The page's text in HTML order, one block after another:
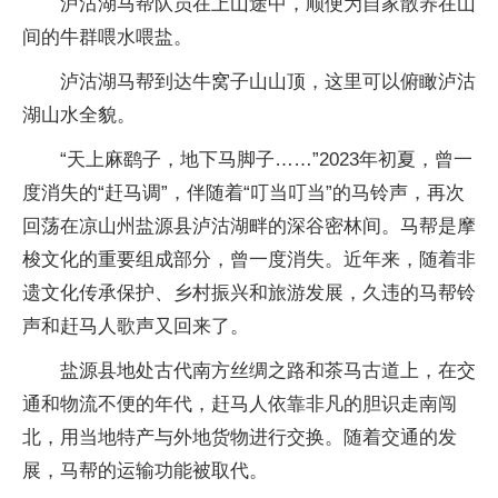
间的牛群喂水喂盐。
泸沽湖马帮到达牛窝子山山顶，这里可以俯瞰泸沽
湖山水全貌。
“天上麻鹞子，地下马脚子……”2023年初夏，曾一
度消失的“赶马调”，伴随着“叮当叮当”的马铃声，再次
回荡在凉山州盐源县泸沽湖畔的深谷密林间。马帮是摩
梭文化的重要组成部分，曾一度消失。近年来，随着非
遗文化传承保护、乡村振兴和旅游发展，久违的马帮铃
声和赶马人歌声又回来了。
盐源县地处古代南方丝绸之路和茶马古道上，在交
通和物流不便的年代，赶马人依靠非凡的胆识走南闯
北，用当地特产与外地货物进行交换。随着交通的发
展，马帮的运输功能被取代。